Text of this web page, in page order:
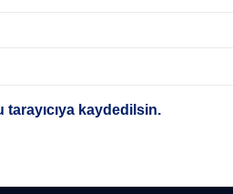
tarayıcıya kaydedilsin.